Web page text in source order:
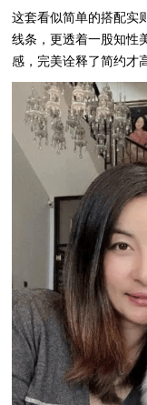
这套看似简单的搭配实
线条，更透着一股知性
感，完美诠释了简约才